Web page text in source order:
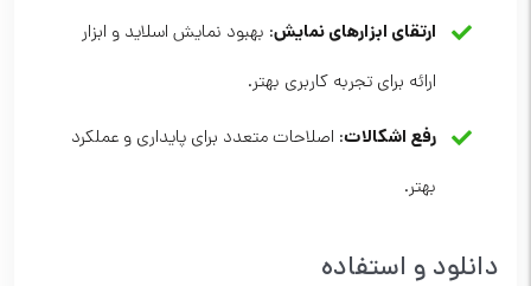
ارتقای ابزارهای نمایش: بهبود نمایش اسلاید و ابزار
ارائه برای تجربه کاربری بهتر.
رفع اشکالات: اصلاحات متعدد برای پایداری و عملکرد
بهتر.
دانلود و استفاده